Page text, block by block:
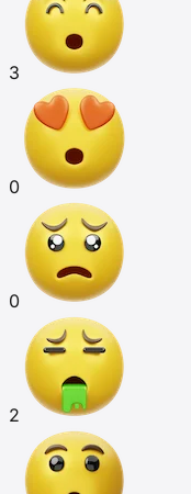
3
0
0
2